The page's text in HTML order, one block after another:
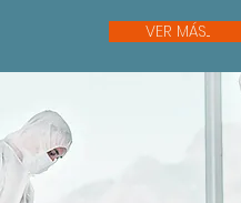
VER MÁS...